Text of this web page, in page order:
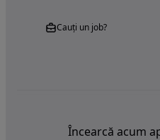
Cauți un job?
Încearcă acum